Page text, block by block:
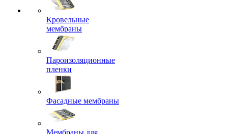
Кровельные
мембраны
Пароизоляционные
пленки
Фасадные мембраны
Мембраны для